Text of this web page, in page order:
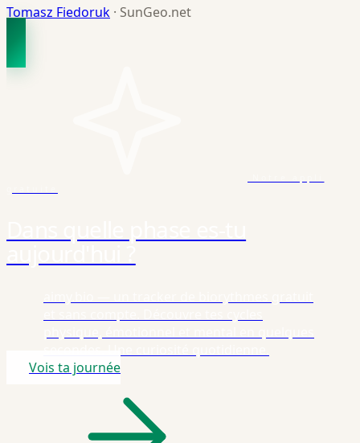
Tomasz Fiedoruk · SunGeo.net
Vois ta journée